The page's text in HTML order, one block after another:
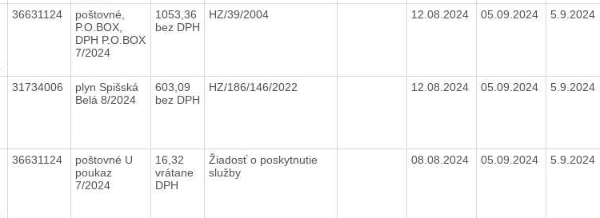
36631124
poštovné,
P.O.BOX,
DPH P.O.BOX
7/2024
1053,36
bez DPH
HZ/39/2004 12.08.2024 05.09.2024 5.9.2024
31734006
plyn Spišská
Belá 8/2024
603,09
bez DPH
HZ/186/146/2022 12.08.2024 05.09.2024 5.9.2024
36631124
poštovné U
poukaz
7/2024
16,32
vrátane
DPH
Žiadosť o poskytnutie
služby
08.08.2024 05.09.2024 5.9.2024